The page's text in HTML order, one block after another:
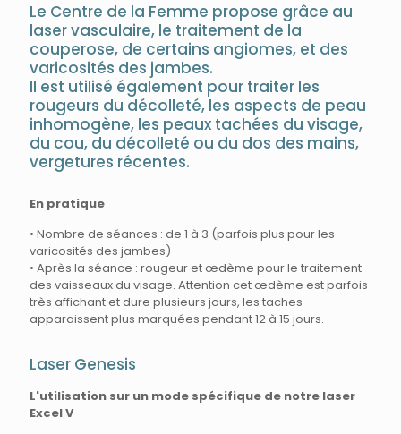
Le Centre de la Femme propose grâce au
laser vasculaire, le traitement de la
couperose, de certains angiomes, et des
varicosités des jambes.
Il est utilisé également pour traiter les
rougeurs du décolleté, les aspects de peau
inhomogène, les peaux tachées du visage,
du cou, du décolleté ou du dos des mains,
vergetures récentes.
En pratique
• Nombre de séances : de 1 à 3 (parfois plus pour les
varicosités des jambes)
• Après la séance : rougeur et œdème pour le traitement
des vaisseaux du visage. Attention cet œdème est parfois
très affichant et dure plusieurs jours, les taches
apparaissent plus marquées pendant 12 à 15 jours.
Laser Genesis
L'utilisation sur un mode spécifique de notre laser
Excel V